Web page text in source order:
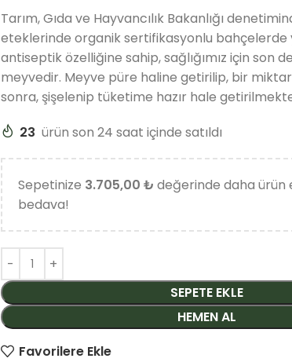
Tarım, Gıda ve Hayvancılık Bakanlığı
eteklerinde organik sertifikasyonlu bahçelerde
antiseptik özelliğine sahip, sağlığımız için son
meyvedir. Meyve püre haline getirilip, bir miktar
sonra, şişelenip tüketime hazır hale
23 ürün son 24 saat içinde satıldı
Sepetinize 3.705,00 ₺ değerinde daha ürün
bedava!
SEPETE EKLE
HEMEN AL
Favorilere Ekle